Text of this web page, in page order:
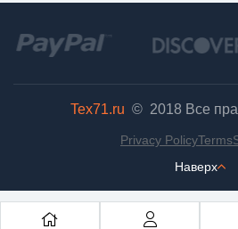
Tex71.ru © 2018 Все
Наверх
Privacy PolicyTerms